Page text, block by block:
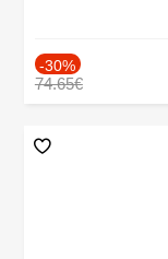
-30%
74.65€